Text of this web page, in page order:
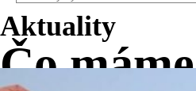
Aktuality
Čo máme